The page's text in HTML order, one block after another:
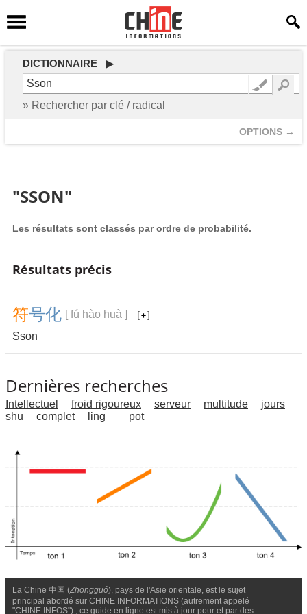
DICTIONNAIRE ▶
» Rechercher par clé / radical
OPTIONS →
"SSON"
Les résultats sont classés par ordre de probabilité.
Résultats précis
符号化 [ fú hào huà ]
Sson
Dernières recherches
Intellectuel froid rigoureux serveur multitude
jours
shu
complet ling pot
La Chine 中国 (Zhongguó), pays de l'Asie orientale, est le sujet
principal abordé sur CHINE INFORMATIONS (autrement appelé
"CHINE INFOS") ; ce guide en ligne est mis à jour pour et par des